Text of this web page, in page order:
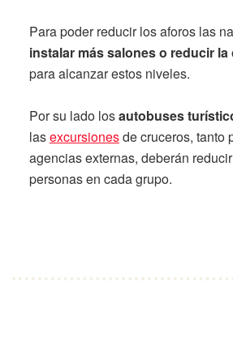
Para poder reducir los aforos las
instalar más salones o reducir
para alcanzar estos niveles.
Por su lado losautobuses
lasexcursionesde cruceros, tanto
agencias externas, deberán
personas en cada grupo.